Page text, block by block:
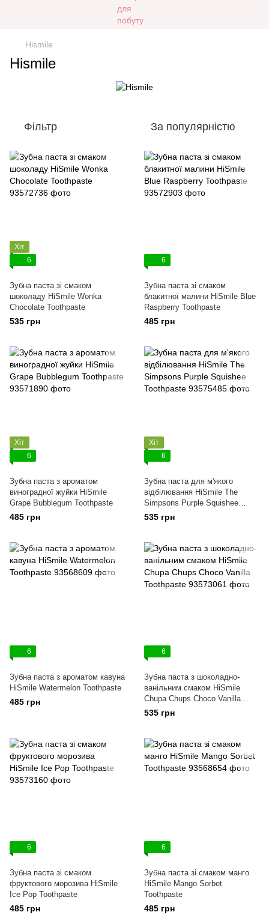
Hismile
Hismile
Фільтр За популярністю
Хіт
6
Зубна паста зі смаком
шоколаду HiSmile Wonka
Chocolate Toothpaste
535 грн
6
Зубна паста зі смаком
блакитної малини HiSmile Blue
Raspberry Toothpaste
485 грн
Хіт
6
Зубна паста з ароматом
виноградної жуйки HiSmile
Grape Bubblegum Toothpaste
485 грн
Хіт
6
Зубна паста для м'якого
відбілювання HiSmile The
Simpsons Purple Squishee
Toothpaste
535 грн
6
Зубна паста з ароматом кавуна
HiSmile Watermelon Toothpaste
485 грн
6
Зубна паста з шоколадно-
ванільним смаком HiSmile
Chupa Chups Choco Vanilla
Toothpaste
535 грн
6
Зубна паста зі смаком
фруктового морозива HiSmile
Ice Pop Toothpaste
485 грн
6
Зубна паста зі смаком манго
HiSmile Mango Sorbet
Toothpaste
485 грн